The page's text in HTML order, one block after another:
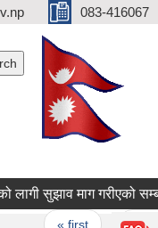
083-416067
सुझाव माग गरीएको
« first ‹